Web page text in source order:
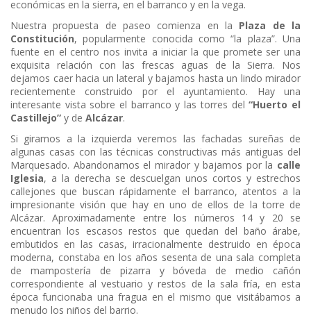
económicas en la sierra, en el barranco y en la vega.
Nuestra propuesta de paseo comienza en la Plaza de la
Constitución, popularmente conocida como “la plaza”. Una
fuente en el centro nos invita a iniciar la que promete ser una
exquisita relación con las frescas aguas de la Sierra. Nos
dejamos caer hacia un lateral y bajamos hasta un lindo mirador
recientemente construido por el ayuntamiento. Hay una
interesante vista sobre el barranco y las torres del“Huerto el
Castillejo” y de Alcázar.
Si giramos a la izquierda veremos las fachadas sureñas de
algunas casas con las técnicas constructivas más antiguas del
Marquesado. Abandonamos el mirador y bajamos por la calle
Iglesia, a la derecha se descuelgan unos cortos y estrechos
callejones que buscan rápidamente el barranco, atentos a la
impresionante visión que hay en uno de ellos de la torre de
Alcázar. Aproximadamente entre los números 14 y 20 se
encuentran los escasos restos que quedan del baño árabe,
embutidos en las casas, irracionalmente destruido en época
moderna, constaba en los años sesenta de una sala completa
de mampostería de pizarra y bóveda de medio cañón
correspondiente al vestuario y restos de la sala fría, en esta
época funcionaba una fragua en el mismo que visitábamos a
menudo los niños del barrio.